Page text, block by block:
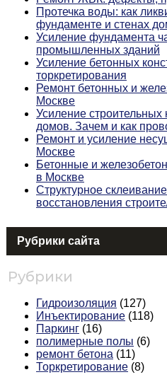
Протечка воды: как
фундаменте и стенах
Усиление фундамента
промышленных зданий
Усиление бетонных
торкретирования
Ремонт бетонных и
Москве
Усиление строительных
домов. Зачем и как
Ремонт и усиление
Москве
Бетонные и
в Москве
Структурное
восстановления
Рубрики сайта
Рубрики
Гидроизоляция (127)
Инъектирование (118)
Паркинг (16)
полимерные полы (6)
ремонт бетона (11)
Торкретирование (8)